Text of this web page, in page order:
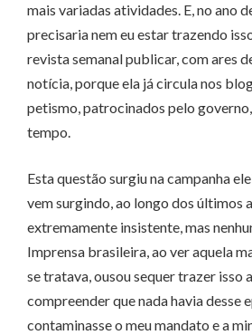
mais variadas atividades. E, no ano
precisaria nem eu estar trazendo
revista semanal publicar, com ares
notícia, porque ela já circula nos
petismo, patrocinados pelo
tempo.
Esta questão surgiu na campanha
vem surgindo, ao longo dos últimos
extremamente insistente, mas
Imprensa brasileira, ao ver aquela
se tratava, ousou sequer trazer isso
compreender que nada havia desse
contaminasse o meu mandato e a